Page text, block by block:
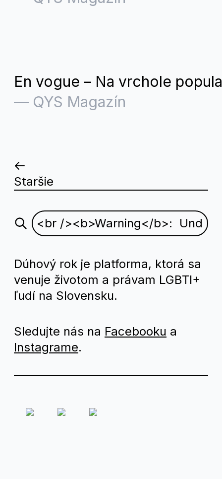
En vogue – Na vrchole
— QYS Magazín
Staršie
Dúhový rok je platforma, ktorá sa
venuje životom a právam LGBTI+
ľudí na Slovensku.
Sledujte nás na Facebooku a
Instagrame.